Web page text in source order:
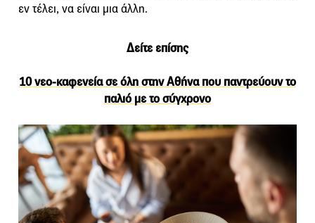
εν τέλει, να είναι μια άλλη.
Δείτε επίσης
10 νεο-καφενεία σε όλη στην Αθήνα που παντρεύουν το
παλιό με το σύγχρονο